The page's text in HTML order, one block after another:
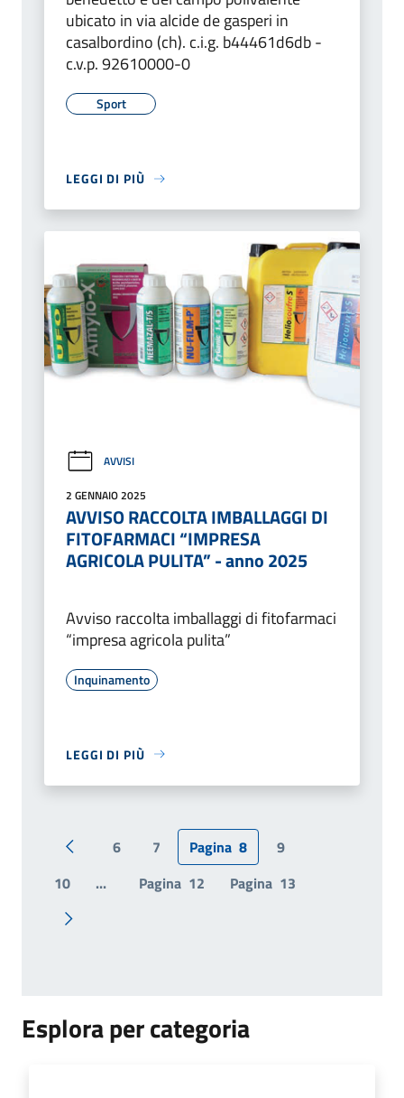
ubicato in via alcide de gasperi in
casalbordino (ch). c.i.g. b44461d6db -
c.v.p. 92610000-0
Sport
LEGGI DI PIÙ
AVVISI
2 GENNAIO 2025
AVVISO RACCOLTA IMBALLAGGI DI
FITOFARMACI “IMPRESA
AGRICOLA PULITA” - anno 2025
Avviso raccolta imballaggi di fitofarmaci
“impresa agricola pulita”
Inquinamento
LEGGI DI PIÙ
Pagina precedente
6 7 Pagina 8
9
10
... Pagina 12 Pagina 13
Pagina successiva
Esplora per categoria